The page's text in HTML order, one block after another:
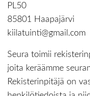
PL50
85801 Haapajärvi
kiilatuinti@gmail.com
Seura toimii
joita keräämme
Rekisterinpitäjä on